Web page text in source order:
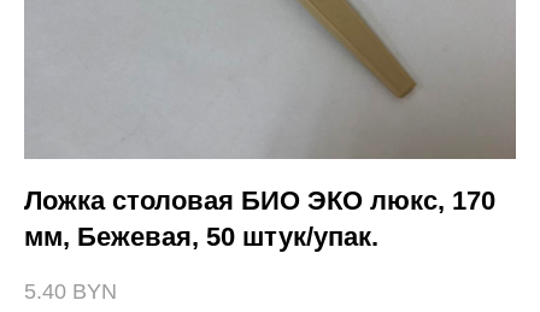
Ложка столовая БИО ЭКО люкс, 170
мм, Бежевая, 50 штук/упак.
5.40 BYN